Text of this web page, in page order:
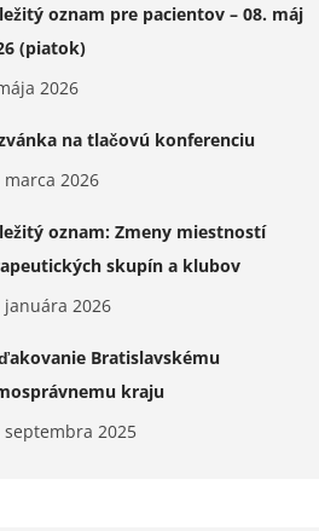
oznam pre pacientov – 08. máj
(piatok)
2026
na tlačovú konferenciu
marca 2026
oznam: Zmeny miestností
skupín a klubov
januára 2026
Bratislavskému
kraju
septembra 2025